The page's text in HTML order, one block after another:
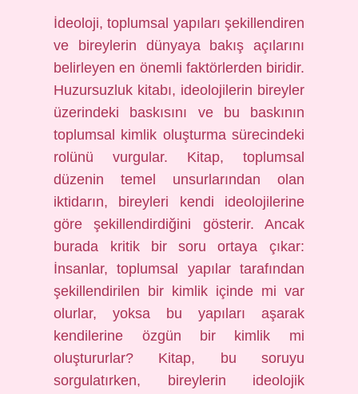
İdeoloji, toplumsal yapıları şekillendiren
ve bireylerin dünyaya bakış açılarını
belirleyen en önemli faktörlerden biridir.
Huzursuzluk kitabı, ideolojilerin bireyler
üzerindeki baskısını ve bu baskının
toplumsal kimlik oluşturma sürecindeki
rolünü vurgular. Kitap, toplumsal
düzenin temel unsurlarından olan
iktidarın, bireyleri kendi ideolojilerine
göre şekillendirdiğini gösterir. Ancak
burada kritik bir soru ortaya çıkar:
İnsanlar, toplumsal yapılar tarafından
şekillendirilen bir kimlik içinde mi var
olurlar, yoksa bu yapıları aşarak
kendilerine özgün bir kimlik mi
oluştururlar? Kitap, bu soruyu
sorgulatırken, bireylerin ideolojik